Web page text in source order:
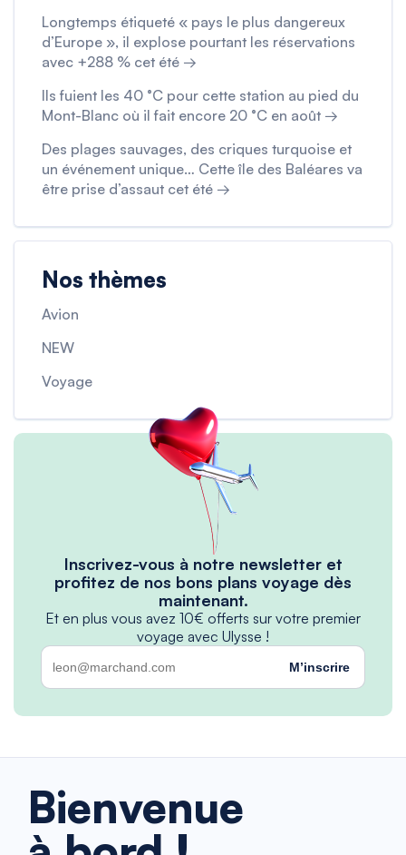
Longtemps étiqueté « pays le plus dangereux
d’Europe », il explose pourtant les réservations
avec +288 % cet été →
Ils fuient les 40 °C pour cette station au pied du
Mont-Blanc où il fait encore 20 °C en août →
Des plages sauvages, des criques turquoise et
un événement unique… Cette île des Baléares va
être prise d’assaut cet été →
Nos thèmes
Avion
NEW
Voyage
Inscrivez-vous à notre newsletter et
profitez de nos bons plans voyage dès
maintenant.
Et en plus vous avez 10€ offerts sur votre premier
voyage avec Ulysse !
M’inscrire
Bienvenue